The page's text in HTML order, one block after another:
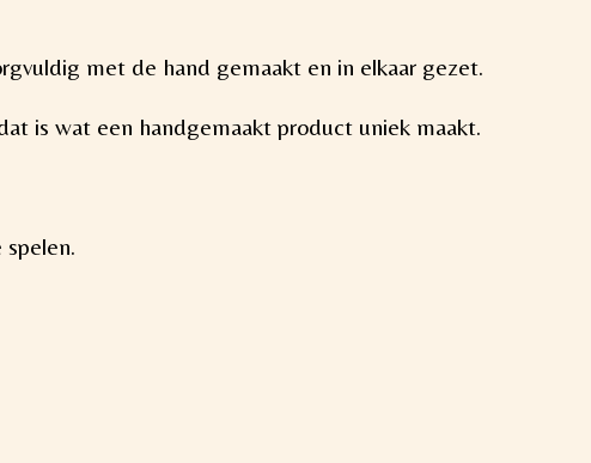
met de hand gemaakt en in elkaar gezet.
is wat een handgemaakt product uniek maakt.